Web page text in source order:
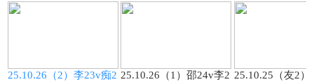
25.10.26（2）李23v痴2 25.10.26（1）邵24v李2 25.10.25（友2）